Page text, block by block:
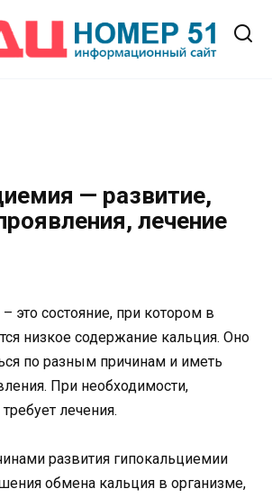
— развитие,
лечение
это состояние, при котором в
низкое содержание кальция. Оно
по разным причинам и иметь
При необходимости,
лечения.
развития гипокальциемии
обмена кальция в организме,